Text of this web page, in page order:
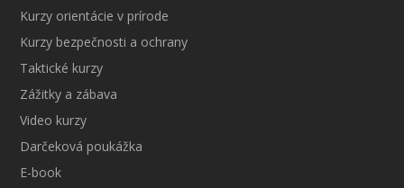
Kurzy orientácie v prírode
Kurzy bezpečnosti a ochrany
Taktické kurzy
Zážitky a zábava
Video kurzy
Darčeková poukážka
E-book